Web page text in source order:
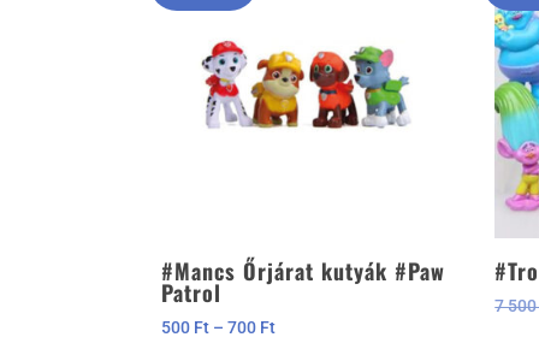
#Mancs Őrjárat kutyák #Paw
Patrol
500 Ft – 700 FtÁrtartomány:
7